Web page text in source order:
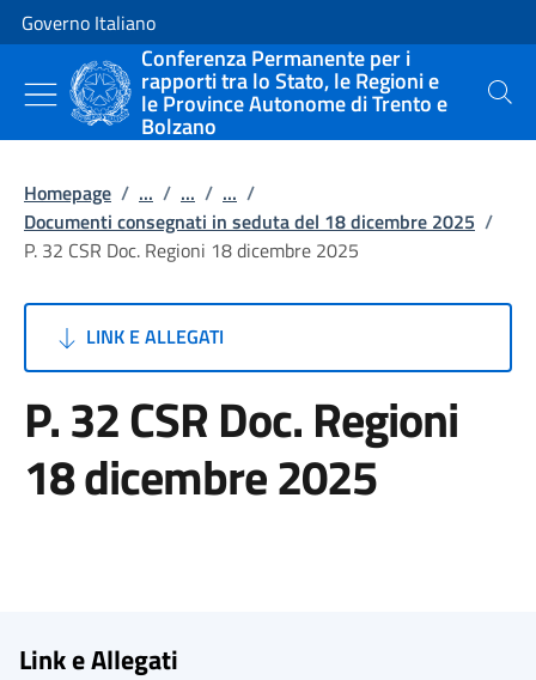
Vai al contenuto
Vai alla navigazione del sito
Governo Italiano
Conferenza Permanente per i
rapporti tra lo Stato, le Regioni e
le Province Autonome di Trento e
Bolzano
Cerca
Homepage / ... / ... / ... /
Documenti consegnati in seduta del 18 dicembre 2025 /
P. 32 CSR Doc. Regioni 18 dicembre 2025
LINK E ALLEGATI
P. 32 CSR Doc. Regioni
18 dicembre 2025
Link e Allegati